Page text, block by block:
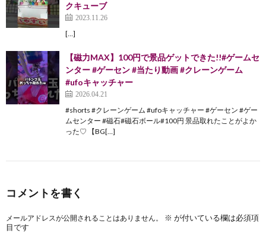
クキューブ
2023.11.26
[…]
【磁力MAX】100円で景品ゲットできた!!#ゲームセ
ンター #ゲーセン #当たり動画 #クレーンゲーム
#ufoキャッチャー
2026.04.21
#shorts #クレーンゲーム #ufoキャッチャー #ゲーセン #ゲー
ムセンター #磁石#磁石ボール#100円 景品取れたことがよか
った♡ 【BG[…]
コメントを書く
メールアドレスが公開されることはありません。 ※ が付いている欄は必須項
目です